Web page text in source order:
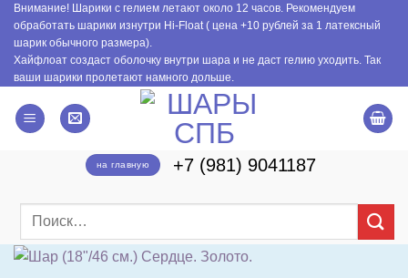
Skip
content
Внимание! Шарики с гелием летают около 12 часов. Рекомендуем
обработать шарики изнутри Hi-Float ( цена +10 рублей за 1 латексный
шарик обычного размера).
Хайфлоат создаст оболочку внутри шара и не даст гелию уходить. Так
ваши шарики пролетают намного дольше.
на главную +7 (981) 9041187
Искать: